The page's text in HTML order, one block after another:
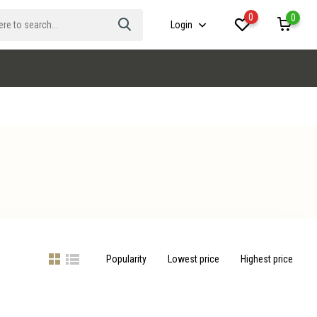
Login
0
0
Popularity Lowest price Highest price